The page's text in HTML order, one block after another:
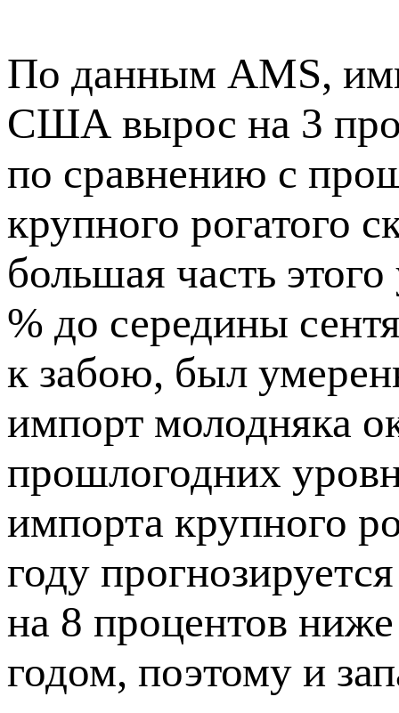
По данным AMS,
США вырос на 3
по сравнению с
крупного рогатого
большая часть
% до середины
к забою, был
импорт молодняка
прошлогодних
импорта крупного
году
на 8 процентов
годом, поэтому и